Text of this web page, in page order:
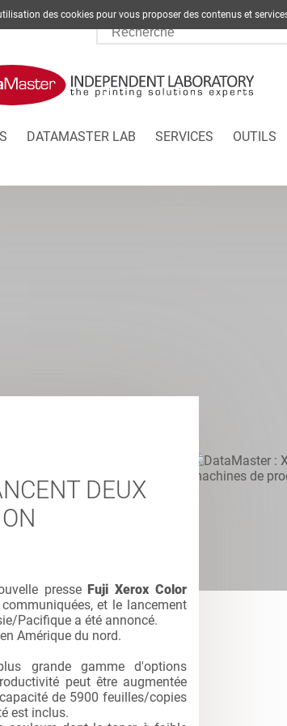
DATAMASTER LAB SERVICES OUTILS
DEUX
presseFuji Xerox Color
et le lancement
Pacifique a été annoncé.
en Amérique du nord.
grande gamme d'options
peut être augmentée
de 5900 feuilles/copies
est inclus.
des cookies pour vous proposer des contenus et